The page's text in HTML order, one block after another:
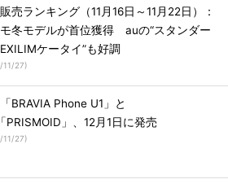
売ランキング（11月16日～11月22日）：
モ冬モデルが首位獲得 auの“スタンダー
EXILIMケータイ”も好調
11/27)
BRAVIA Phone U1」と
PRISMOID」、12月1日に発売
11/27)